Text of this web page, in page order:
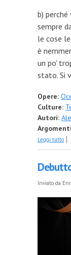
b)
sempre
le cose
è
un po'
stato. Si
Opere:
Culture:
Autori:
Leggi tutto
Inviato da